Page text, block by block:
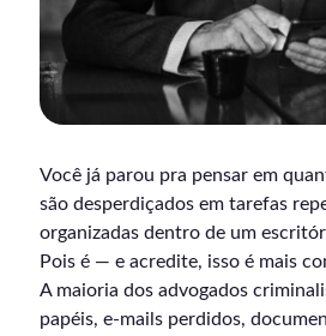
Você já parou pra pensar em
são desperdiçados em tarefas
organizadas dentro de um
Pois é — e acredite, isso é mais
A maioria dos advogados
papéis, e-mails perdidos,